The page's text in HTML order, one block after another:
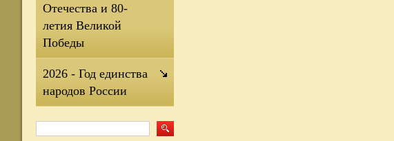
Отечества и 80-
летия Великой
Победы
2026 - Год единства
народов России